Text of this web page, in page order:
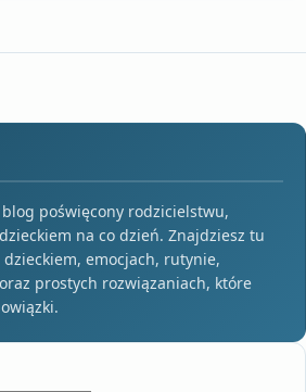
poświęcony rodzicielstwu,
na co dzień. Znajdziesz tu
emocjach, rutynie,
prostych rozwiązaniach, które